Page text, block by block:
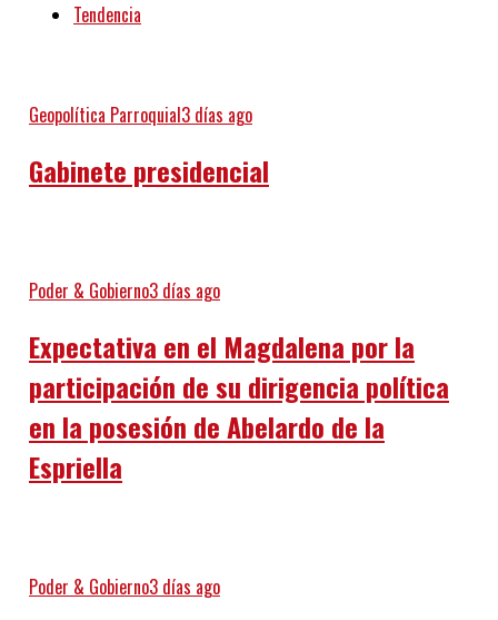
Tendencia
Geopolítica Parroquial3 días ago
Gabinete presidencial
Poder & Gobierno3 días ago
Expectativa en el Magdalena por la
participación de su dirigencia política
en la posesión de Abelardo de la
Espriella
Poder & Gobierno3 días ago